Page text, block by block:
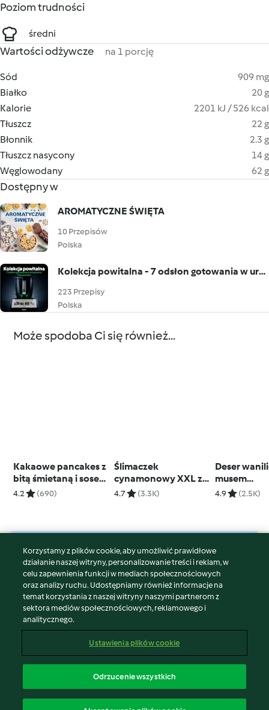
Poziom trudności
średni
Wartości odżywcze na 1 porcję
Sód
909 mg
Białko
20 g
Kalorie
2201 kJ / 526 kcal
Tłuszcz
22 g
Błonnik
2.3 g
Tłuszcz nasycony
14 g
Węglowodany
62 g
Dostępny w
AROMATYCZNE ŚWIĘTA
10 Przepisów
Polska
Kolekcja powitalna - 7 odsłon gotowania w urządzeniu Thermomix®
223 Przepisy
Polska
Może spodoba Ci się również...
Kakaowe pancakes z
bitą śmietaną i sosem
czekoladowym
4.2 (690)
Ślimaczek
cynamonowy XXL z
polewą z serka
4.7 (3.3K)
Deser
musem
4.9 (2.5K)
© Copyright 2026
Warunki korzystania
Polityka prywatności
Disclaimer
Znak wydawcy
Zgłoś treść
Oświadczenie o dostępności
Korzystamy z plików cookie, aby umożliwić prawidłowe
działanie naszej witryny, personalizowanie treści i reklam, w
celu zapewnienia funkcji w mediach społecznościowych
oraz analizy ruchu. Udostępniamy również informacje na
temat korzystania z naszej witryny naszymi partnerom z
sektora mediów społecznościowych, reklamowego i
analitycznego.
Ustawienia plików cookie
Odrzucenie wszystkich